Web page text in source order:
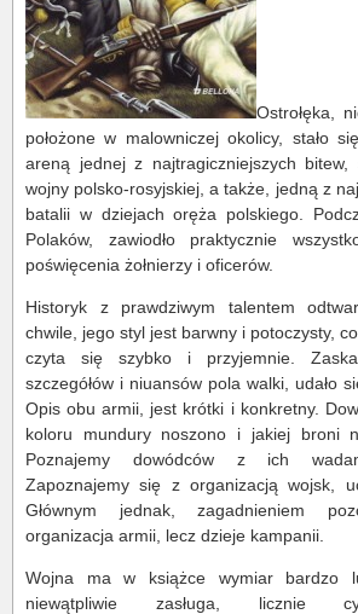
Ostrołęka,
położone w malowniczej okolicy, stało
areną jednej z najtragiczniejszych bitew,
wojny polsko-rosyjskiej, a także, jedną z
batalii w dziejach oręża polskiego.
Polaków, zawiodło praktycznie
poświęcenia żołnierzy i oficerów.
Historyk z prawdziwym talentem
chwile, jego styl jest barwny i potoczysty,
czyta się szybko i przyjemnie.
szczegółów i niuansów pola walki, udało
Opis obu armii, jest krótki i konkretny.
koloru mundury noszono i jakiej broni
Poznajemy dowódców z ich
Zapoznajemy się z organizacją wojsk,
Głównym jednak, zagadnieniem
organizacja armii, lecz dzieje kampanii.
Wojna ma w książce wymiar bardzo
niewątpliwie zasługa, licznie